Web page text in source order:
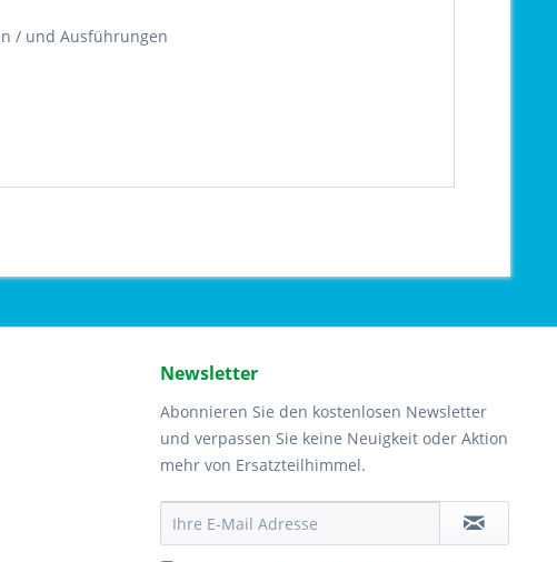
/ und Ausführungen
Newsletter
Abonnieren Sie den kostenlosen Newsletter
und verpassen Sie keine Neuigkeit oder Aktion
mehr von Ersatzteilhimmel.